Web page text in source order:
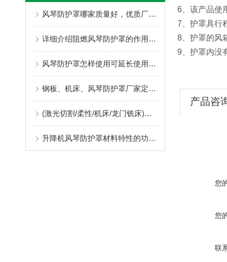
风琴防护罩哪家质量好，优质厂家定制不得了
详细介绍阻燃风琴防护罩的作用及应用中出现问题的解决方案
风琴防护罩怎样使用可延长使用寿命
钢板、机床、风琴防护罩厂家定制指南：柔性防护材料的耐温、阻燃与往复寿命解析
(激光切割/柔性/机床/龙门铣床)风琴防护罩生产厂，位于河北沧州售后好支持非标定制
升降机风琴防护罩材料特性的功能匹配
6、该产品使
7、护罩具行
8、护罩的风
9、护罩内没
产品咨
您
您
联